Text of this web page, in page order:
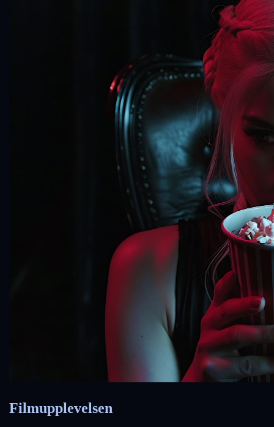
Filmupplevelsen